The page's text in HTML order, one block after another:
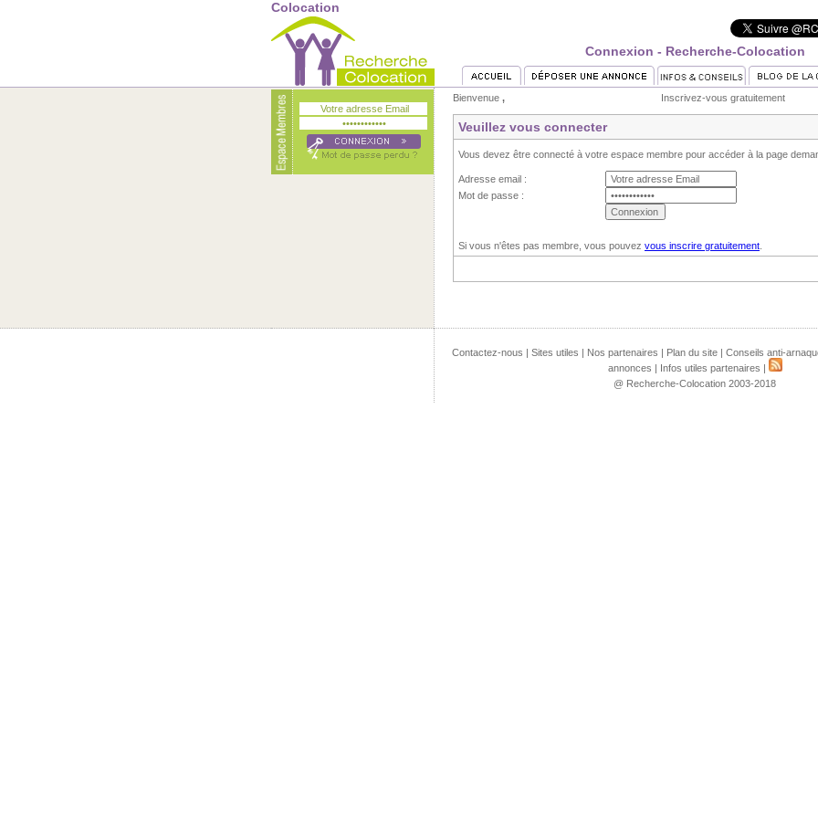
Colocation
Connexion - Recherche-Colocation
Bienvenue , Inscrivez-vous gratuitement
Veuillez vous connecter
Vous devez être connecté à votre espace membre pour accéder à la page
Adresse email :
Mot de passe :
Si vous n'êtes pas membre, vous pouvez vous inscrire gratuitement
Contactez-nous | Sites utiles | Nos partenaires | Plan du site| Conseils anti-
annonces | Infos utiles partenaires |
@ Recherche-Colocation 2003-2018